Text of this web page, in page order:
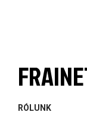
RÓLUNK